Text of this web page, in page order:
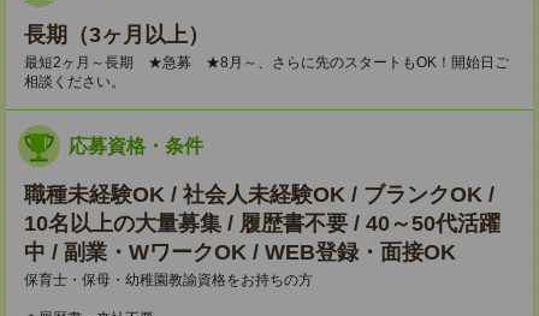
長期（3ヶ月以上）
最短2ヶ月～長期 ★急募 ★8月～、さらに先のスタートもOK！開始日ご
相談ください。
応募資格・条件
職種未経験OK / 社会人未経験OK / ブランクOK /
10名以上の大量募集 / 履歴書不要 / 40～50代活躍
中 / 副業・WワークOK / WEB登録・面接OK
保育士・保母・幼稚園教諭資格をお持ちの方